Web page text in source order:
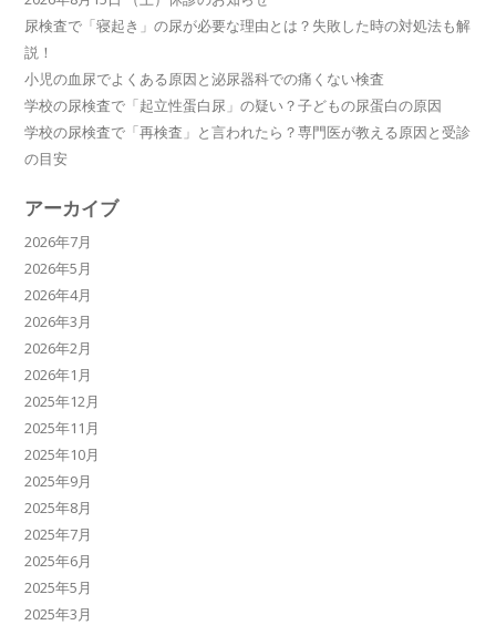
尿検査で「寝起き」の尿が必要な理由とは？失敗した時の対処法も解
説！
小児の血尿でよくある原因と泌尿器科での痛くない検査
学校の尿検査で「起立性蛋白尿」の疑い？子どもの尿蛋白の原因
学校の尿検査で「再検査」と言われたら？専門医が教える原因と受診
の目安
アーカイブ
2026年7月
2026年5月
2026年4月
2026年3月
2026年2月
2026年1月
2025年12月
2025年11月
2025年10月
2025年9月
2025年8月
2025年7月
2025年6月
2025年5月
2025年3月